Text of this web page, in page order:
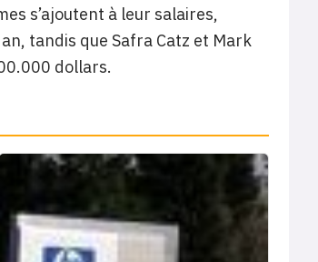
s’ajoutent à leur salaires,
tandis que Safra Catz et Mark
dollars.